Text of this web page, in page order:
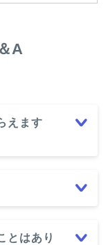
A
えます
とはあり